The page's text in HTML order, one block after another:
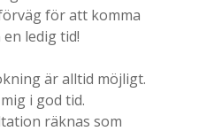
för att komma
ledig tid!
är alltid möjligt.
i god tid.
räknas som